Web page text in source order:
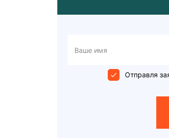
Отправля